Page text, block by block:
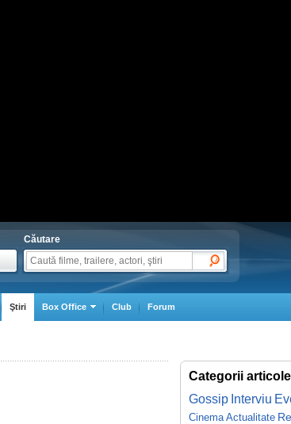
Căutare
Ştiri Box Office Club Forum
Categorii articole
Gossip Interviu
Cinema Actualitate